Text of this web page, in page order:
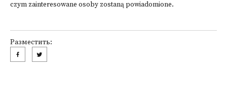
czym zainteresowane osoby zostaną powiadomione.
Разместить: